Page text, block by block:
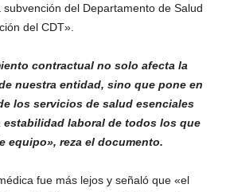
del Departamento de Salud
del CDT».
contractual no solo afecta la
nuestra entidad, sino que pone en
los servicios de salud esenciales
estabilidad laboral de todos los que
equipo», reza el documento.
fue más lejos y señaló que «el